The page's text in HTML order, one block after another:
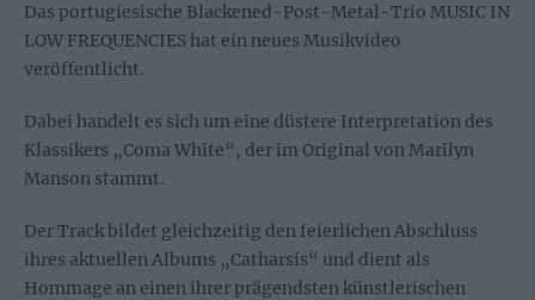
Das portugiesische Blackened-Post-Metal-Trio MUSIC IN
LOW FREQUENCIES hat ein neues Musikvideo
veröffentlicht.
Dabei handelt es sich um eine düstere Interpretation des
Klassikers „Coma White“, der im Original von Marilyn
Manson stammt.
Der Track bildet gleichzeitig den feierlichen Abschluss
ihres aktuellen Albums „Catharsis“ und dient als
Hommage an einen ihrer prägendsten künstlerischen